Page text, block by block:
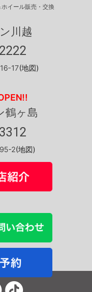
イール販売・交換
川越
17(地図)
鶴ヶ島
2(地図)